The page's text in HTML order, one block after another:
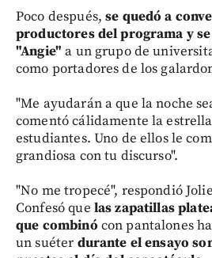
Poco después,se quedó a
productores del programa y
"Angie" a un grupo de
como portadores de los
"Me ayudarán a que la noche
comentó cálidamente la
estudiantes. Uno de ellos le
grandiosa con tu discurso".
"No me tropecé", respondió
Confesó que las zapatillas
que combinó con pantalones
un suéter durante el ensayo